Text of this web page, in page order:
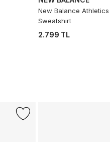
New Balance
Sweatshirt
2.799 TL